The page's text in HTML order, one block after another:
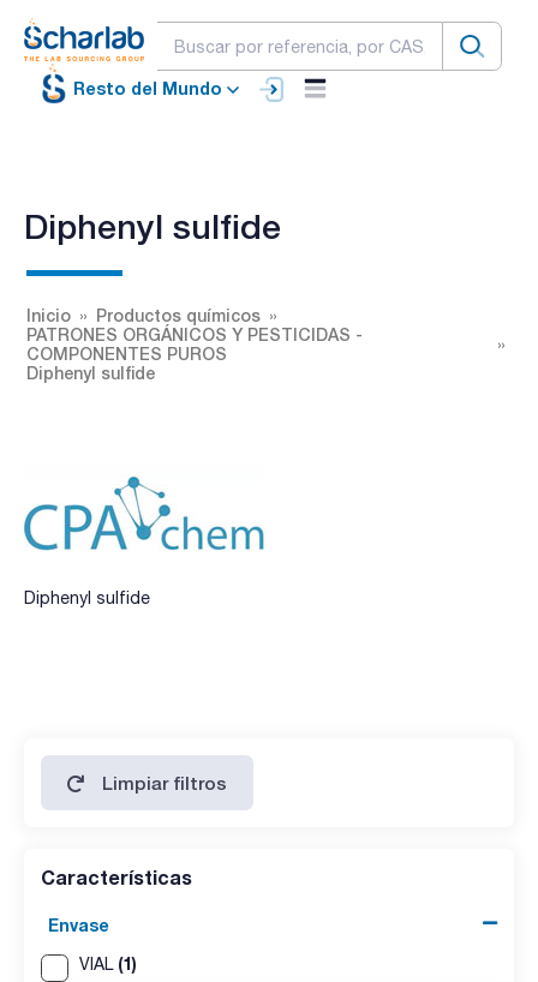
Resto del Mundo
Diphenyl sulfide
Inicio
Productos químicos
PATRONES ORGÁNICOS Y PESTICIDAS -
COMPONENTES PUROS
Diphenyl sulfide
Diphenyl sulfide
Limpiar filtros
Características
Envase
VIAL (1)